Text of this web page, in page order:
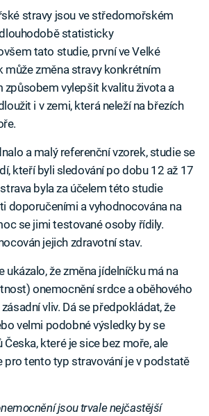
stravy jsou ve středomořském
statisticky
tato studie, první ve Velké
může změna stravy konkrétním
způsobem vylepšit kvalitu života a
i v zemi, která neleží na březích
a malý referenční vzorek, studie se
kteří byli sledování po dobu 12 až 17
byla za účelem této studie
doporučeními a vyhodnocována na
se jimi testované osoby řídily.
jejich zdravotní stav.
ukázalo, že změna jídelníčku má na
onemocnění srdce a oběhového
vliv. Dá se předpokládat, že
velmi podobné výsledky by se
Česka, které je sice bez moře, ale
pro tento typ stravování je v podstatě
jsou trvale nejčastější